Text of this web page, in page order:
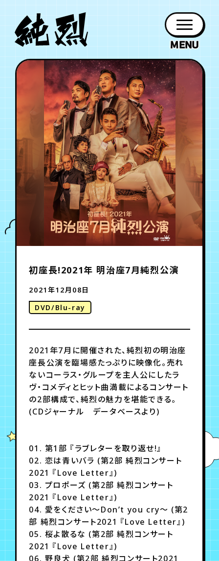
お知らせ
NEWS
日程
SCHEDULE
チケット
TICKET
紹介
PROFILE
作品
DISCOGRAPHY
日記
BLOG
グッズ
GOODS
ホーム
HOME
ファン
クラブ
年会員制ファンクラブ
チケット
TICKET
お知らせ
FC NEWS MOVIE
会員登録
年会員制ファンクラブ
会員登録 ログイン
チケット
FC TICKET
お知らせ
FC NEWS
ムービー
MOVIE
月会員制ファンクラブ
初座長!2021年 明治座7月純烈公演
2021年12月08日
DVD/Blu-ray
2021年7月に開催された、純烈初の明治座
座長公演を臨場感たっぷりに映像化。売れ
ないコーラス・グループを主人公にしたラ
ヴ・コメディとヒット曲満載によるコンサート
の2部構成で、純烈の魅力を堪能できる。
(CDジャーナル データベースより)
01. 第1部 『ラブレターを取り返せ!』
02. 恋は青いバラ (第2部 純烈コンサート
2021 『Love Letter』)
03. プロポーズ (第2部 純烈コンサート
2021 『Love Letter』)
04. 愛をください～Don’t you cry～ (第2
部 純烈コンサート2021 『Love Letter』)
05. 桜よ散るな (第2部 純烈コンサート
2021 『Love Letter』)
06. 野良犬 (第2部 純烈コンサート2021